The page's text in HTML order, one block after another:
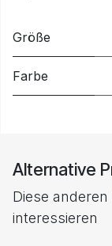
Größe
Farbe
Alternative
Diese
interessieren